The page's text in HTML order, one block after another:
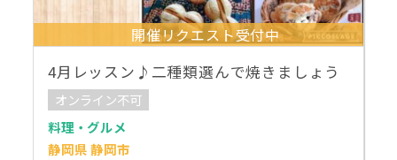
開催リクエスト受付中
4月レッスン♪二種類選んで焼きましょう
オンライン不可
料理・グルメ
静岡県 静岡市